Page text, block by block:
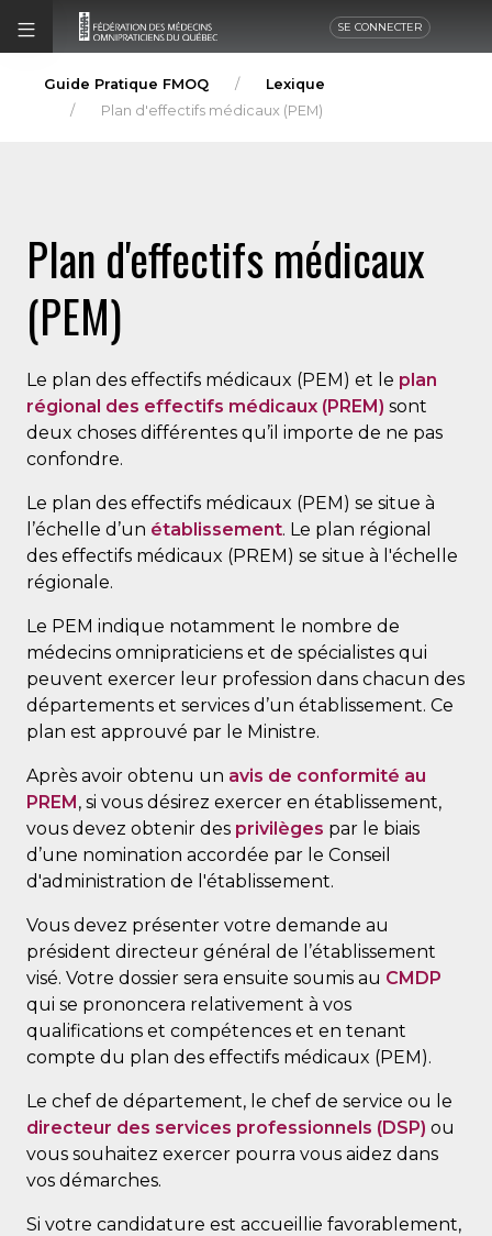
SE CONNECTER
Guide Pratique FMOQ
Lexique
Plan d'effectifs médicaux (PEM)
Plan d'effectifs médicaux
(PEM)
Le plan des effectifs médicaux (PEM) et le plan
régional des effectifs médicaux (PREM) sont
deux choses différentes qu’il importe de ne pas
confondre.
Le plan des effectifs médicaux (PEM) se situe à
l’échelle d’un établissement. Le plan régional
des effectifs médicaux (PREM) se situe à l'échelle
régionale.
Le PEM indique notamment le nombre de
médecins omnipraticiens et de spécialistes qui
peuvent exercer leur profession dans chacun des
départements et services d’un établissement. Ce
plan est approuvé par le Ministre.
Après avoir obtenu un avis de conformité au
PREM, si vous désirez exercer en établissement,
vous devez obtenir des privilèges par le biais
d’une nomination accordée par le Conseil
d'administration de l'établissement.
Vous devez présenter votre demande au
président directeur général de l’établissement
visé. Votre dossier sera ensuite soumis au CMDP
qui se prononcera relativement à vos
qualifications et compétences et en tenant
compte du plan des effectifs médicaux (PEM).
Le chef de département, le chef de service ou le
directeur des services professionnels (DSP) ou
vous souhaitez exercer pourra vous aidez dans
vos démarches.
Si votre candidature est accueillie favorablement,